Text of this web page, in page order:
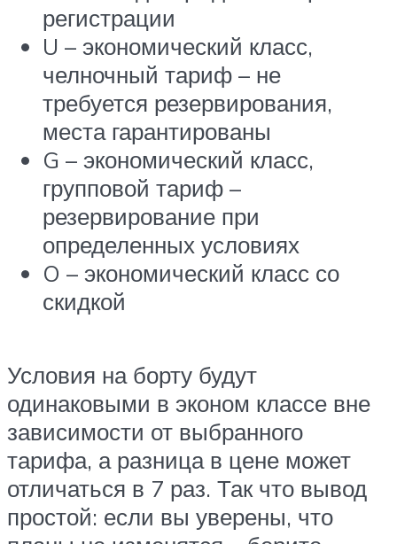
регистрации
U – экономический класс,
челночный тариф – не
требуется резервирования,
места гарантированы
G – экономический класс,
групповой тариф –
резервирование при
определенных условиях
O – экономический класс со
скидкой
Условия на борту будут
одинаковыми в эконом классе вне
зависимости от выбранного
тарифа, а разница в цене может
отличаться в 7 раз. Так что вывод
простой: если вы уверены, что